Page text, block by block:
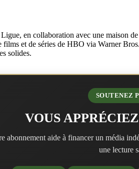
en collaboration avec une
films et de séries de HBO via Warner
solides.
SOUTENEZ
VOUS
abonnement aide à financer un média
une lecture